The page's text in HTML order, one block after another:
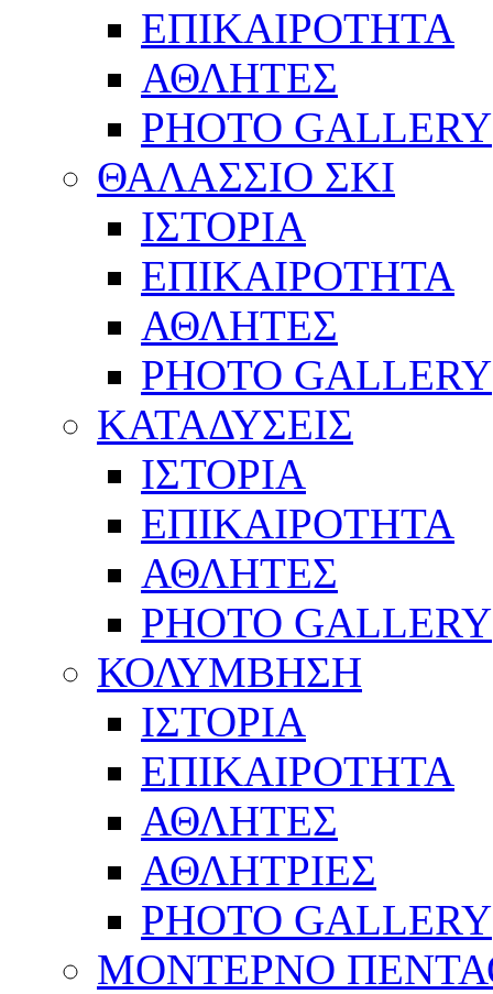
ΕΠΙΚΑΙΡΟΤΗΤΑ
ΑΘΛΗΤΕΣ
PHOTO GALLERY
ΘΑΛΑΣΣΙΟ ΣΚΙ
ΙΣΤΟΡΙΑ
ΕΠΙΚΑΙΡΟΤΗΤΑ
ΑΘΛΗΤΕΣ
PHOTO GALLERY
ΚΑΤΑΔΥΣΕΙΣ
ΙΣΤΟΡΙΑ
ΕΠΙΚΑΙΡΟΤΗΤΑ
ΑΘΛΗΤΕΣ
PHOTO GALLERY
ΚΟΛΥΜΒΗΣΗ
ΙΣΤΟΡΙΑ
ΕΠΙΚΑΙΡΟΤΗΤΑ
ΑΘΛΗΤΕΣ
ΑΘΛΗΤΡΙΕΣ
PHOTO GALLERY
ΜΟΝΤΕΡΝΟ